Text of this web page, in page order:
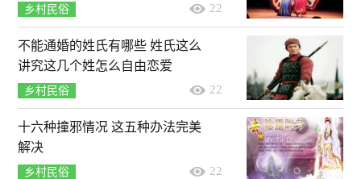
乡村民俗 22
不能通婚的姓氏有哪些 姓氏这么
讲究这几个姓怎么自由恋爱
乡村民俗 22
十六种撞邪情况 这五种办法完美
解决
乡村民俗 22